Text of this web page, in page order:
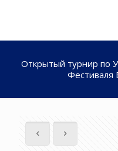
Открытый турнир по
Фестиваля